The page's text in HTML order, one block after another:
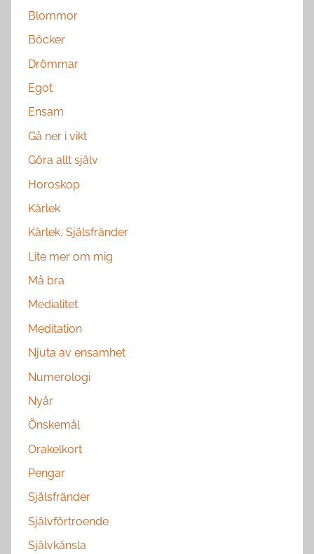
Blommor
Böcker
Drömmar
Egot
Ensam
Gå ner i vikt
Göra allt själv
Horoskop
Kärlek
Kärlek, Själsfränder
Lite mer om mig
Må bra
Medialitet
Meditation
Njuta av ensamhet
Numerologi
Nyår
Önskemål
Orakelkort
Pengar
Själsfränder
Självförtroende
Självkänsla